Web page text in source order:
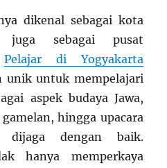
dikenal sebagai kota
juga sebagai pusat
Pelajar di Yogyakarta
unik untuk mempelajari
aspek budaya Jawa,
hingga upacara
dengan baik.
hanya memperkaya